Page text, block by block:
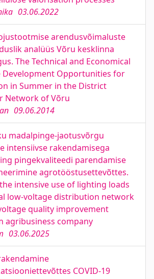
03.06.2022
arendusvõimaluste
analüüs Võru kesklinna
The Technical and Economical
Development Opportunities for
in Summer in the District
Network of Võru
09.06.2014
madalpinge-jaotusvõrgu
intensiivse rakendamisega
pingekvaliteedi parendamise
agrotööstusettevõttes.
intensive use of lighting loads
low-voltage distribution network
quality improvement
agribusiness company
03.06.2025
COVID-19